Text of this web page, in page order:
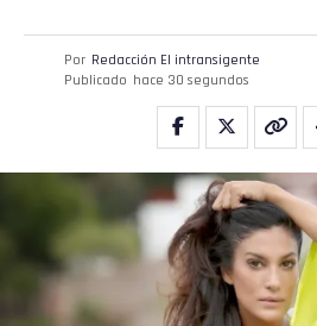
Por Redacción El intransigente
Publicado hace 30 segundos